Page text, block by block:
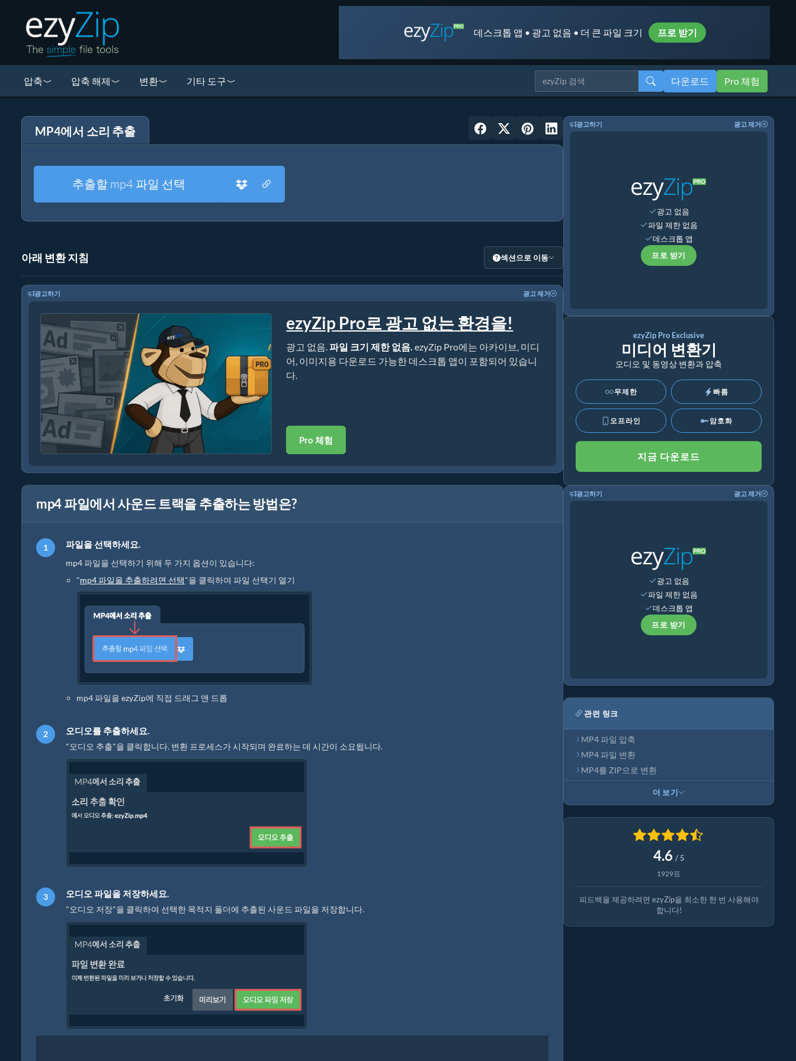
데스크톱 앱 • 광고 없음 • 더 큰 파일 크기 프로 받기
압축 압축 해제 변환 기타 도구 다운로드 Pro 체험
MP4에서 소리 추출
추출할 mp4 파일 선택
아래 변환 지침 섹션으로 이동
광고하기 광고 제거
ezyZip Pro로 광고 없는 환경을!
광고 없음.파일 크기 제한 없음. ezyZip Pro에는 아카이브, 미디
어, 이미지용 다운로드 가능한 데스크톱 앱이 포함되어 있습니
다.
Pro 체험
mp4 파일에서 사운드 트랙을 추출하는 방법은?
파일을 선택하세요.
mp4 파일을 선택하기 위해 두 가지 옵션이 있습니다:
"mp4 파일을 추출하려면 선택"을 클릭하여 파일 선택기 열기
mp4 파일을 ezyZip에 직접 드래그 앤 드롭
오디오를 추출하세요.
"오디오 추출"을 클릭합니다. 변환 프로세스가 시작되며 완료하는 데 시간이 소요됩니다.
오디오 파일을 저장하세요.
"오디오 저장"을 클릭하여 선택한 목적지 폴더에 추출된 사운드 파일을 저장합니다.
광고하기 광고 제거
광고 없음
파일 제한 없음
데스크톱 앱
프로 받기
ezyZip Pro Exclusive
미디어 변환기
오디오 및 동영상 변환과 압축
무제한 빠름
오프라인 암호화
지금 다운로드
광고하기 광고 제거
광고 없음
파일 제한 없음
데스크톱 앱
프로 받기
관련 링크
MP4 파일 압축
MP4 파일 변환
MP4를 ZIP으로 변환
더 보기
4.6 / 5
1929표
피드백을 제공하려면 ezyZip을 최소한 한 번 사용해야
합니다!